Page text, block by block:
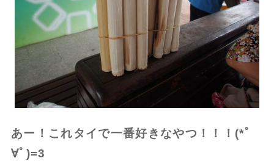
あー！これタイで一番好きなやつ！！！(*ﾟ
∀ﾟ)=3